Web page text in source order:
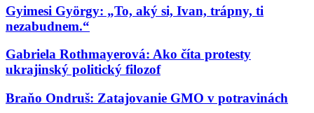
Gyimesi György: „To, aký si, Ivan, trápny, ti
nezabudnem.“
Gabriela Rothmayerová: Ako číta protesty
ukrajinský politický filozof
Braňo Ondruš: Zatajovanie GMO v potravinách